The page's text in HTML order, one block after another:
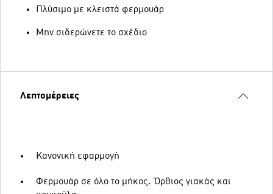
Πλύσιμο με κλειστά φερμουάρ
Μην σιδερώνετε το σχέδιο
Λεπτομέρειες
Κανονική εφαρμογή
Φερμουάρ σε όλο το μήκος. Όρθιος γιακάς και